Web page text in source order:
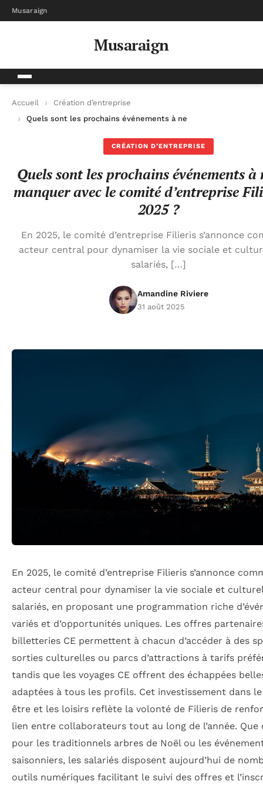
Musaraign
Musaraign
Accueil
Création d’entreprise
Quels sont les prochains événements à ne pas manquer
CRÉATION D’ENTREPRISE
Quels sont les prochains événements à
manquer avec le comité d’entreprise
2025 ?
En 2025, le comité d’entreprise Filieris s’annonce
acteur central pour dynamiser la vie sociale et
salariés, […]
Amandine Riviere
31 août 2025
En 2025, le comité d’entreprise Filieris s’annonce
acteur central pour dynamiser la vie sociale et
salariés, en proposant une programmation riche
variés et d’opportunités uniques. Les offres
billetteries CE permettent à chacun d’accéder à des
sorties culturelles ou parcs d’attractions à tarifs
tandis que les voyages CE offrent des échappées
adaptées à tous les profils. Cet investissement dans
être et les loisirs reflète la volonté de Filieris de
lien entre collaborateurs tout au long de l’année. Que
pour les traditionnels arbres de Noël ou les
saisonniers, les salariés disposent aujourd’hui de
outils numériques facilitant le suivi des offres et